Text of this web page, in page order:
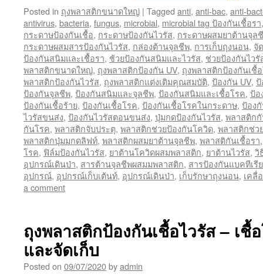
Posted in ถุงพลาสติกขนาดใหญ่ | Tagged anti, anti-bac, anti-
antivirus, bacteria, fungus, microbial, microbial tag ป้องกันเชื้อรา
กระดาษป้องกันเชื้อ, กระดาษป้องกันไวรัส, กระดาษผสมยาต้านจุล
กระดาษผสมสารป้องกันไวรัส, กล่องต้านจุลชีพ, การเก็บถุงนอน, จั
ป้องกันสนิมและเชื้อรา, ช้วยป้องกันสนิมและไวรัส, ช่วยป้องกันไว
พลาสติกขนาดใหญ่, ถุงพลาสติกป้องกัน UV, ถุงพลาสติกป้องกันเชื้
พลาสติกป้องกันไวรัส, ถุงพลาสติกแต่งเติมคุณสมบัติ, ป้องกัน UV,
ป้องกันจุลชีพ, ป้องกันสนิมและจุลชีพ, ป้องกันสนิมและเชื้อโรค, ป้อ
ป้องกันเชื้อร้าย, ป้องกันเชื้อโรค, ป้องกันเชื้อโรคในกระดาษ, ป้อง
ไวรัสขนส่ง, ป้องกันไวรัสตอนขนส่ง, ปุ่มกดป้องกันไวรัส, พลาสติก
กันโรค, พลาสติกจับประตุ, พลาสติกช่วยป้องกันโควิด, พลาสติกช่ว
พลาสติกปุ่มมกดลิฟท์, พลาสติกผสมยาต้านจุลชีพ, พลาสติกันเชื้อรา
โรค, ฟิล์มป้องกันไวรัส, ยาต้านโควิดผสมพลาสติก, ยาต้านไวรัส, วิ
อุปกรณ์เดินป่า, สารต้านจุลชีพผสมมพลาสติก, สารป้องกันแบคทีเรีย
อุปกรณ์, อุปกรณ์เก็บเต้นท์, อุปกรณ์เดินป่า, เก็บรักษาถุงนอน, เคลื่
a comment
ถุงพลาสติกป้องกันเชื้อไวรัส – เชื้
และจัดเก็บ
Posted on 09/07/2020byadmin